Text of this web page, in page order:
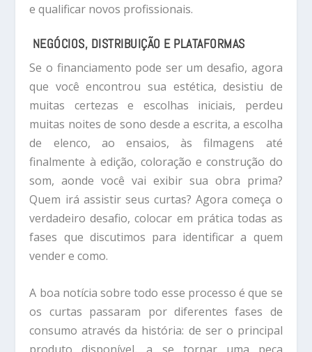
e qualificar novos profissionais.
NEGÓCIOS, DISTRIBUIÇÃO E PLATAFORMAS
Se o financiamento pode ser um desafio, agora
que você encontrou sua estética, desistiu de
muitas certezas e escolhas iniciais, perdeu
muitas noites de sono desde a escrita, a escolha
de elenco, ao ensaios, às filmagens até
finalmente à edição, coloração e construção do
som, aonde você vai exibir sua obra prima?
Quem irá assistir seus curtas? Agora começa o
verdadeiro desafio, colocar em prática todas as
fases que discutimos para identificar a quem
vender e como.
A boa notícia sobre todo esse processo é que se
os curtas passaram por diferentes fases de
consumo através da história: de ser o principal